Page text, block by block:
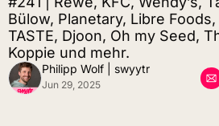
Bülow, Planetary, Libre
TASTE, Djoon, Oh my Seed,
Koppie und mehr.
Philipp Wolf | swyytr
Jun 29, 2025